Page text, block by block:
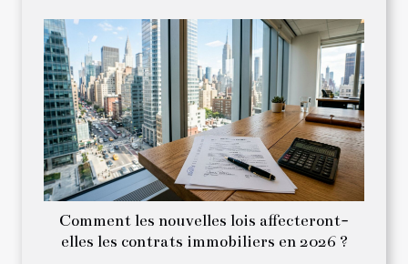
Comment les nouvelles lois affecteront-
elles les contrats immobiliers en 2026 ?